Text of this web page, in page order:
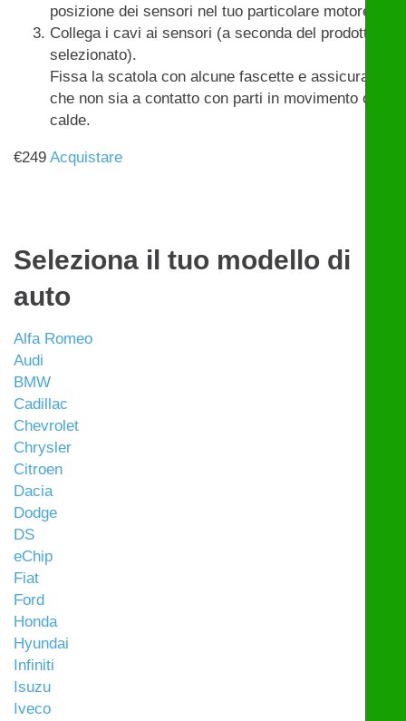
posizione dei sensori nel tuo particolare motore.
Collega i cavi ai sensori (a seconda del prodotto
selezionato).
Fissa la scatola con alcune fascette e assicurati
che non sia a contatto con parti in movimento o
calde.
€249 Acquistare
Seleziona il tuo modello di
auto
Alfa Romeo
Audi
BMW
Cadillac
Chevrolet
Chrysler
Citroen
Dacia
Dodge
DS
eChip
Fiat
Ford
Honda
Hyundai
Infiniti
Isuzu
Iveco